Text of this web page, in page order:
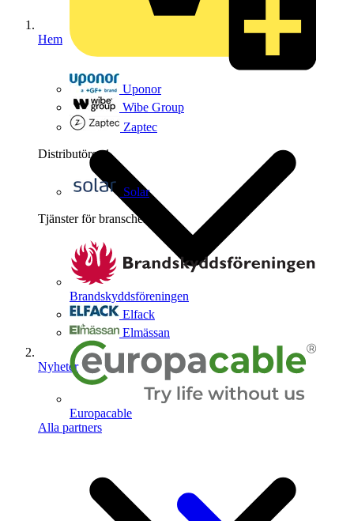
Uponor
Wibe Group
Zaptec
Distributörer 1
Solar
Tjänster för branschen
Brandskyddsföreningen
Elfack
Elmässan
Europacable
Alla partners
Hem
Nyheter